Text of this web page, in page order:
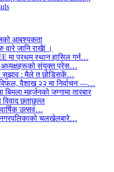
आबश्यकता
वारे जानि राखैां ।
मा प्रथम स्थान हासिल गर्न…
संयुक्त प्रेस…
सुझाव : मैले त छोडिसकें…
वैशाख २२ मा निर्वाचन —…
बिमला महर्जनको जग्गामा तारबार
विवाद छताछुल्ल
‌उत्सव…
नगरपलिकाको चलखेलबारे…